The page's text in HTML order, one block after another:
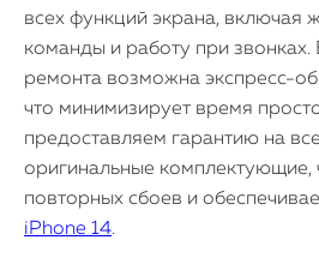
всех функций экрана, включая
команды и работу при звонках.
ремонта возможна экспресс-
что минимизирует время
предоставляем гарантию на
оригинальные комплектующие,
повторных сбоев и
iPhone 14.